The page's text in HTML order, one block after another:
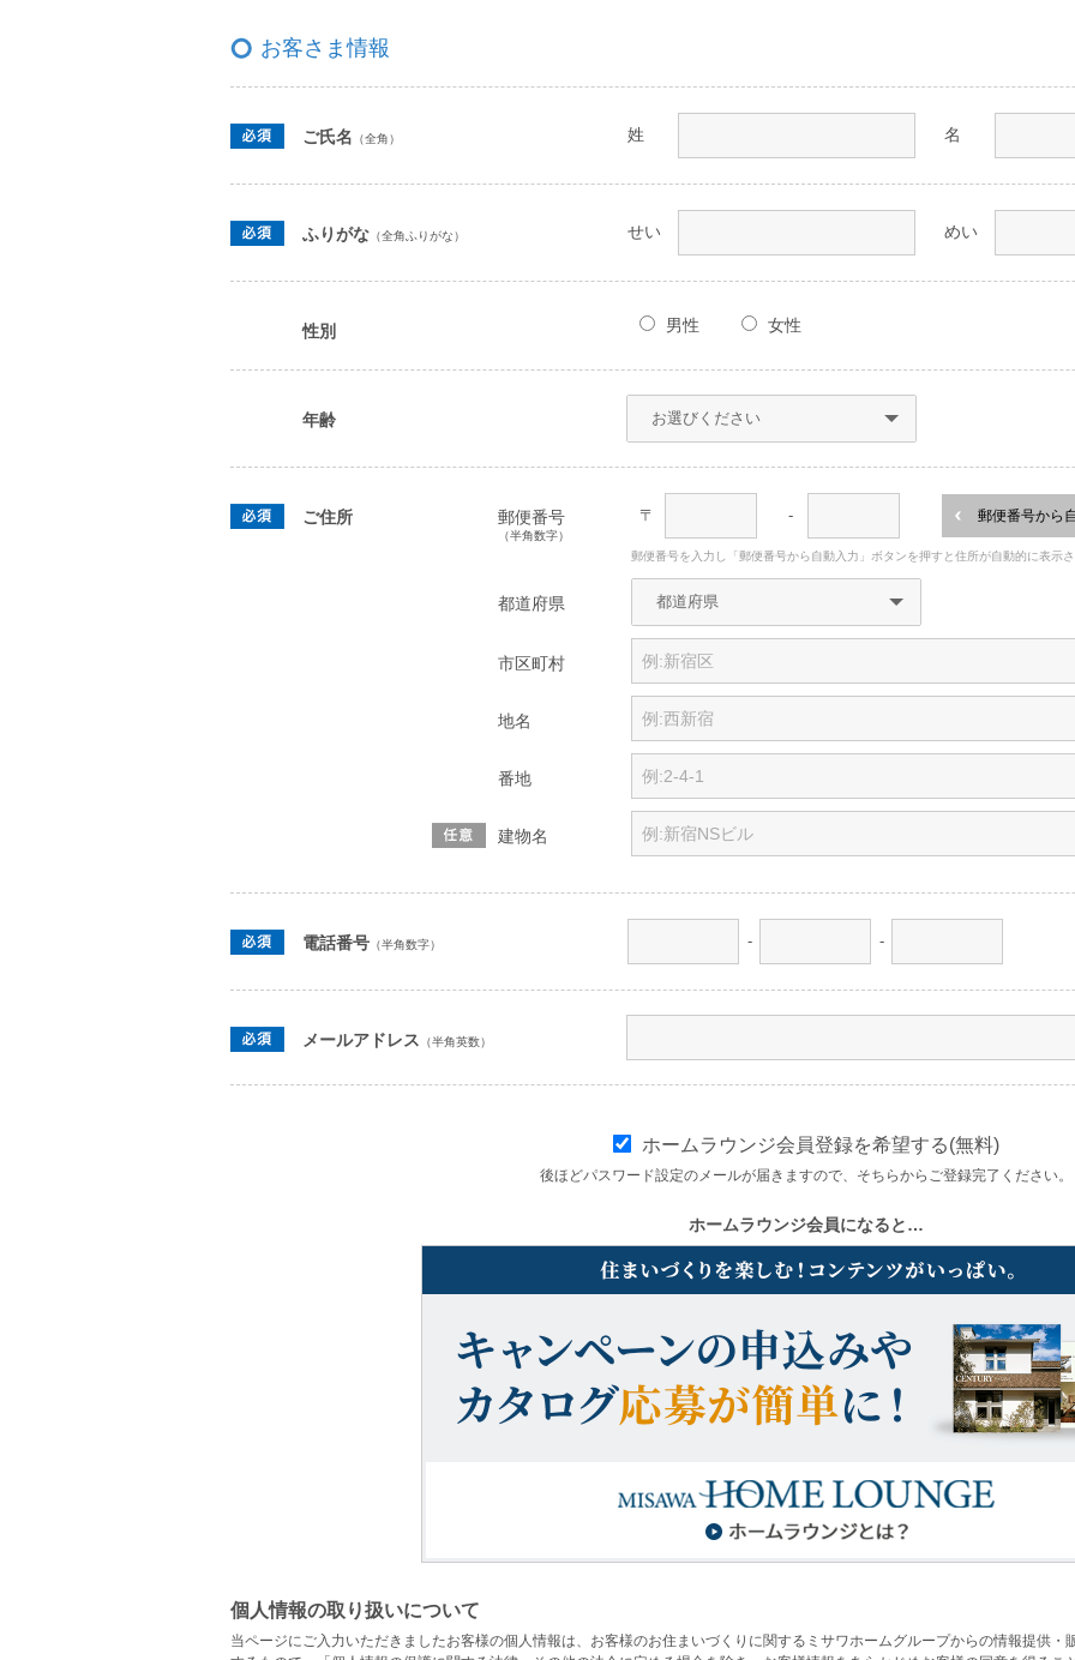
お客さま情報
ご氏名 （全角） 姓 名
ふりがな （全角ふりがな） せい めい
性別 男性 女性
年齢
ご住所 郵便番号
（半角数字）
〒 - 郵便番号から
郵便番号を入力し「郵便番号から自動入力」ボタンを押すと住所が自動的に表示さ
都道府県
市区町村
地名
番地
建物名
電話番号 （半角数字） - -
メールアドレス （半角英数）
ホームラウンジ会員登録を希望する(無料)
後ほどパスワード設定のメールが届きますので、そちらからご登録完了ください。
ホームラウンジ会員になると…
個人情報の取り扱いについて
当ページにご入力いただきましたお客様の個人情報は、お客様のお住まいづくりに関するミサワホームグループからの情報提供・